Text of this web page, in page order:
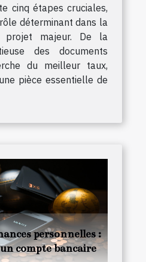
cinq étapes cruciales,
déterminant dans la
projet majeur. De la
des documents
du meilleur taux,
pièce essentielle de
personnelles :
compte bancaire